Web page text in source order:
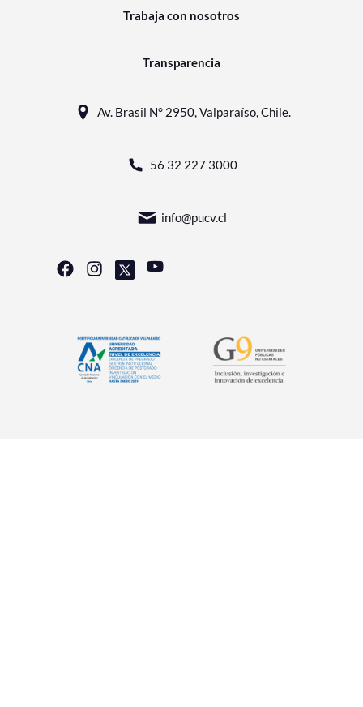
Trabaja con nosotros
Transparencia
Av. Brasil N° 2950, Valparaíso, Chile.
56 32 227 3000
info@pucv.cl